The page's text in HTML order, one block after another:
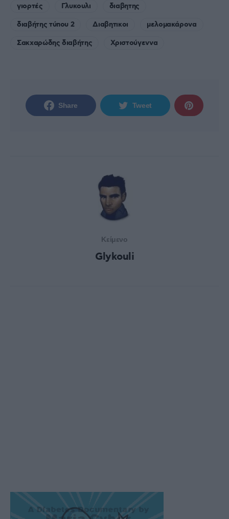
γιορτές
Γλυκουλι
διαβητης
διαβήτης τύπου 2
Διαβητικοι
μελομακάρονα
Σακχαρώδης διαβήτης
Χριστούγεννα
Share Tweet
Κείμενο
Glykouli